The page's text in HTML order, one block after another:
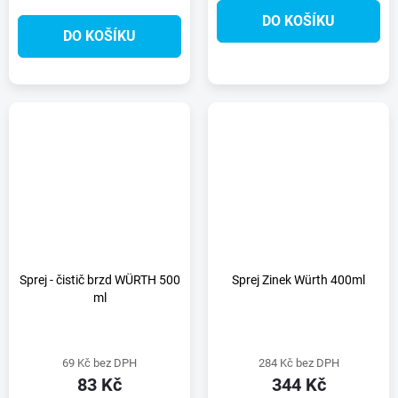
DO KOŠÍKU
DO KOŠÍKU
Sprej - čistič brzd WÜRTH 500
ml
69 Kč bez DPH
83 Kč
Sprej Zinek Würth 400ml
284 Kč bez DPH
344 Kč